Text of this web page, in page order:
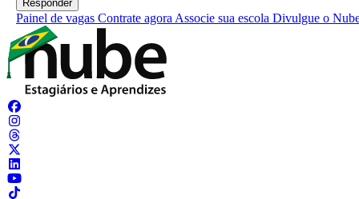
Painel de vagas Contrate agora Associe sua escola Divulgue o